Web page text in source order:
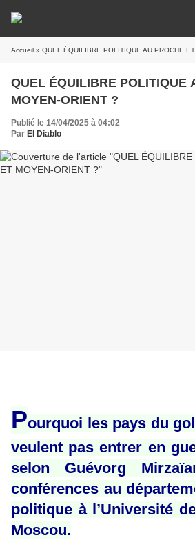
Accueil » QUEL ÉQUILIBRE POLITIQUE AU PROCHE
QUEL ÉQUILIBRE POLITIQUE
MOYEN-ORIENT ?
Publié le 14/04/2025 à 04:02
Par El Diablo
Pourquoi les pays du
veulent pas entrer en
selon Guévorg
conférences au
politique à l’Université
Moscou.